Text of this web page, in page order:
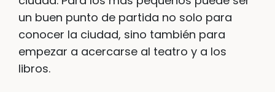
un buen punto de partida no solo para
conocer la ciudad, sino también para
empezar a acercarse al teatro y a los
libros.